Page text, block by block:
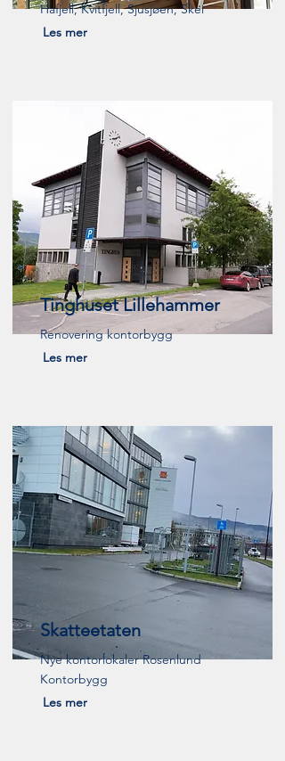
Hafjell, Kvitfjell, Sjusjøen, Skei
Les mer
Tinghuset Lillehammer
Renovering kontorbygg
Les mer
Skatteetaten
Nye kontorlokaler Rosenlund
Kontorbygg
Les mer